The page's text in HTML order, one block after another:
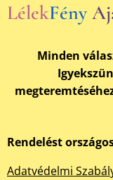
LélekFény
Minden
Rendelést
Adatvédelmi